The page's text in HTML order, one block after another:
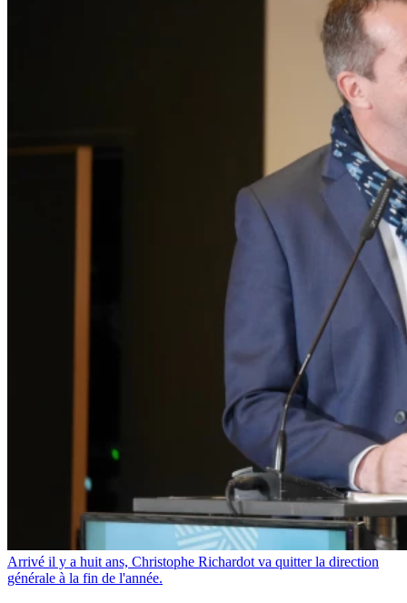
Arrivé il y a huit ans, Christophe Richardot va quitter la direction
générale à la fin de l'année.